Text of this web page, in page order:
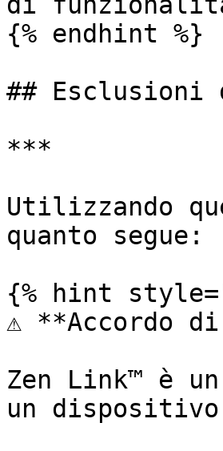
{% endhint %}
##
***
Utilizzando
quanto segue:
{% hint
⚠️ **Accordo
Zen Link™ è
un dispositivo